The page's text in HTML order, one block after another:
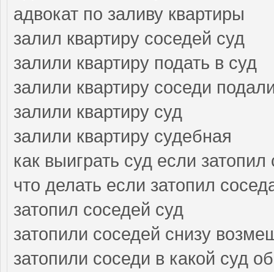
адвокат по заливу квартиры
залил квартиру соседей суд
залили квартиру подать в суд
залили квартиру соседи
залили квартиру суд
залили квартиру судебная
как выиграть суд если затопил
что делать если затопил
затопил соседей суд
затопили соседей снизу
затопили соседи в какой суд